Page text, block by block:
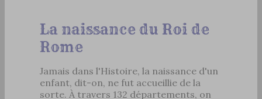
La naissance du Roi de
Rome
Jamais dans l'Histoire, la naissance d'un
enfant, dit-on, ne fut accueillie de la
sorte. À travers 132 départements, on